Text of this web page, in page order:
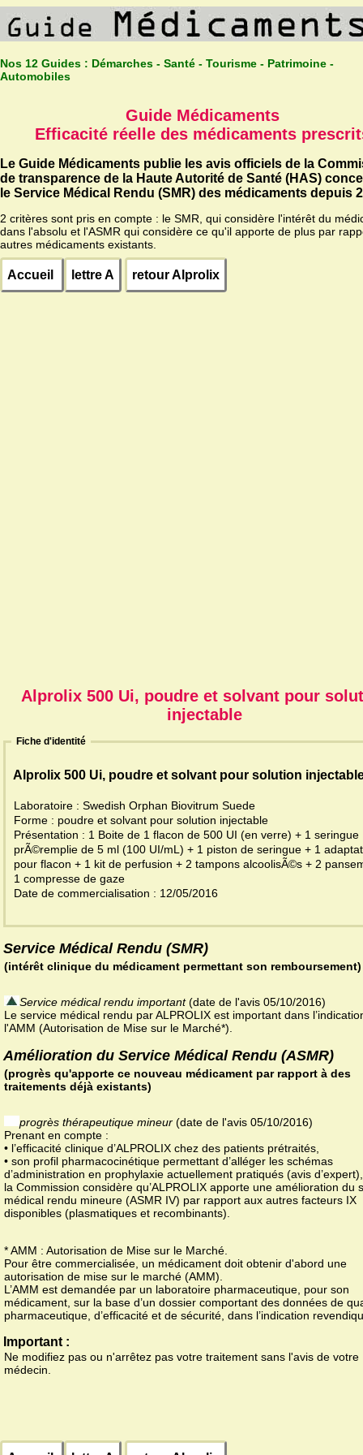
Nos 12 Guides : Démarches - Santé - Tourisme - Patrimoine -
Automobiles
Guide Médicaments
Efficacité réelle des médicaments
Le Guide Médicaments publie les avis officiels de la
de transparence de la Haute Autorité de Santé (HAS)
le Service Médical Rendu (SMR) des médicaments depuis
2 critères sont pris en compte : le SMR, qui considère l'intérêt du
dans l'absolu et l'ASMR qui considère ce qu'il apporte de plus par
autres médicaments existants.
Accueil lettre A retour Alprolix
Alprolix 500 Ui, poudre et solvant pour
injectable
Fiche d'identité
Alprolix 500 Ui, poudre et solvant pour solution
Laboratoire : Swedish Orphan Biovitrum Suede
Forme : poudre et solvant pour solution injectable
Présentation : 1 Boite de 1 flacon de 500 UI (en verre) + 1 seringue
prÃ©remplie de 5 ml (100 UI/mL) + 1 piston de seringue + 1
pour flacon + 1 kit de perfusion + 2 tampons alcoolisÃ©s + 2
1 compresse de gaze
Date de commercialisation : 12/05/2016
Service Médical Rendu (SMR)
(intérêt clinique du médicament permettant son remboursement)
Service médical rendu important(date de l'avis 05/10/2016)
Le service médical rendu par ALPROLIX est important dans
l'AMM (Autorisation de Mise sur le Marché*).
Amélioration du Service Médical Rendu (ASMR)
(progrès qu'apporte ce nouveau médicament par rapport à des
traitements déjà existants)
progrès thérapeutique mineur (date de l'avis 05/10/2016)
Prenant en compte :
• l’efficacité clinique d’ALPROLIX chez des patients prétraités,
• son profil pharmacocinétique permettant d’alléger les schémas
d’administration en prophylaxie actuellement pratiqués (avis d’expert),
la Commission considère qu’ALPROLIX apporte une amélioration du
médical rendu mineure (ASMR IV) par rapport aux autres facteurs IX
disponibles (plasmatiques et recombinants).
* AMM : Autorisation de Mise sur le Marché.
Pour être commercialisée, un médicament doit obtenir d'abord une
autorisation de mise sur le marché (AMM).
L’AMM est demandée par un laboratoire pharmaceutique, pour son
médicament, sur la base d’un dossier comportant des données de
pharmaceutique, d’efficacité et de sécurité, dans l’indication
Important :
Ne modifiez pas ou n'arrêtez pas votre traitement sans l'avis de votre
médecin.